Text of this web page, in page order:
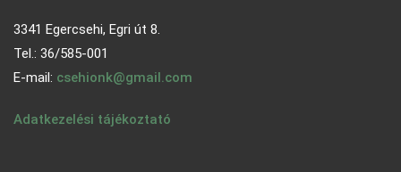
3341 Egercsehi, Egri út 8.
Tel.: 36/585-001
E-mail: csehionk@gmail.com
Adatkezelési tájékoztató